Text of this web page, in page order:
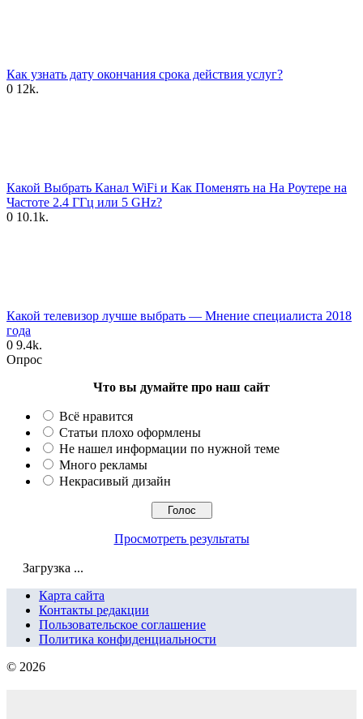
Как узнать дату окончания срока действия услуг?
0 12k.
Какой Выбрать Канал WiFi и Как Поменять на На Роутере на
Частоте 2.4 ГГц или 5 GHz?
0 10.1k.
Какой телевизор лучше выбрать — Мнение специалиста 2018
года
0 9.4k.
Опрос
Что вы думайте про наш сайт
Всё нравится
Статьи плохо оформлены
Не нашел информации по нужной теме
Много рекламы
Некрасивый дизайн
Просмотреть результаты
Загрузка ...
Карта сайта
Контакты редакции
Пользовательское соглашение
Политика конфиденциальности
© 2026